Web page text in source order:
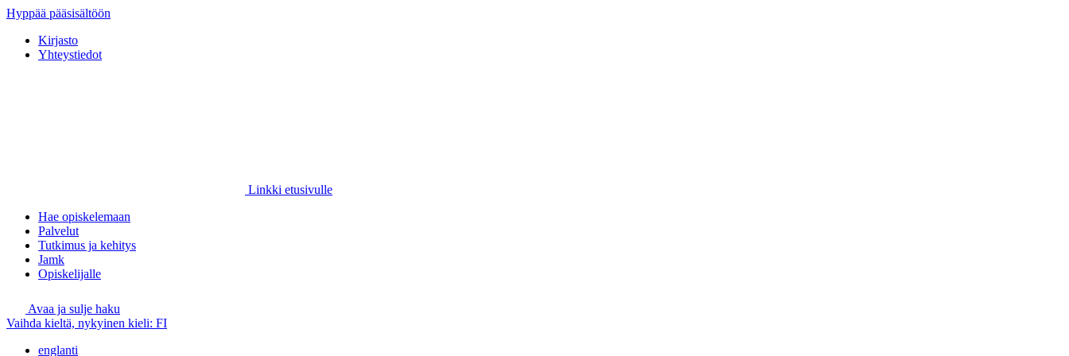
Hyppää pääsisältöön
Kirjasto
Yhteystiedot
Linkki etusivulle
Hae opiskelemaan
Palvelut
Tutkimus ja kehitys
Jamk
Opiskelijalle
Avaa ja sulje haku
Vaihda kieltä, nykyinen kieli: FI
englanti